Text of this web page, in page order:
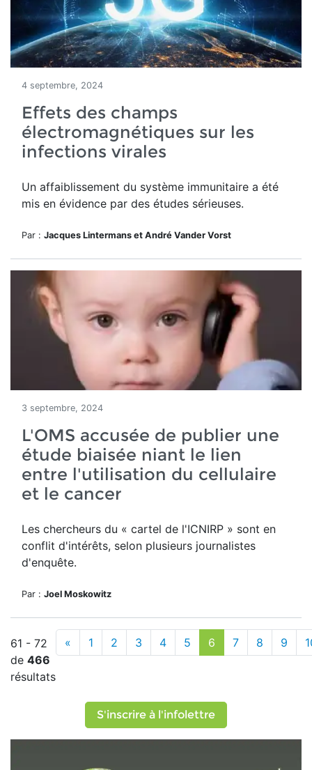
4 septembre, 2024
Effets des champs
électromagnétiques sur les
infections virales
Un affaiblissement du système immunitaire a été
mis en évidence par des études sérieuses.
Par : Jacques Lintermans et André Vander Vorst
3 septembre, 2024
L'OMS accusée de publier une
étude biaisée niant le lien
entre l'utilisation du cellulaire
et le cancer
Les chercheurs du « cartel de l'ICNIRP » sont en
conflit d'intérêts, selon plusieurs journalistes
d'enquête.
Par : Joel Moskowitz
61 - 72
de 466
résultats
« 1 2 3 4 5 6 7 8 9
S'inscrire à l'infolettre